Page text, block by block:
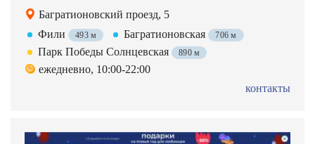
Багратионовский проезд, 5
Фили
493 м Багратионовская 706 м
Парк Победы Солнцевская 890 м
ежедневно, 10:00-22:00
контакты